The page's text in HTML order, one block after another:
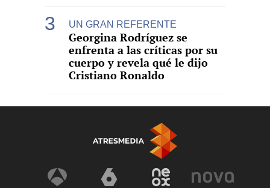
UN GRAN REFERENTE
Georgina Rodríguez se
enfrenta a las críticas por su
cuerpo y revela qué le dijo
Cristiano Ronaldo